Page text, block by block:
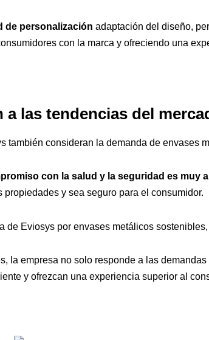
de personalización adaptación del diseño,
con la marca y ofreciendo una
a las tendencias del
también consideran la demanda de envases
con la salud y la seguridad es muy
propiedades y sea seguro para el consumidor.
de Eviosys por envases metálicos
la empresa no solo responde a las
y ofrezcan una experiencia superior al